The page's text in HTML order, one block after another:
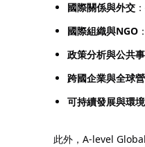
國際關係與外交
國際組織與NGO
政策分析與公共
跨國企業與全球
可持續發展與環
此外，A-level